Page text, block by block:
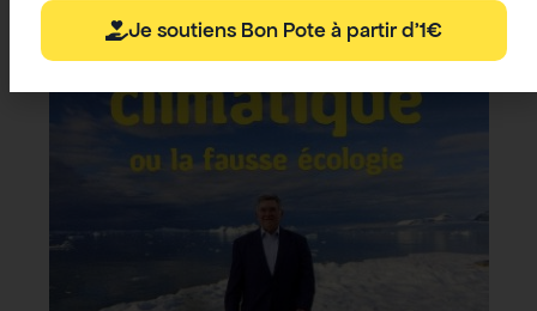
Je soutiens Bon Pote à partir d'1€